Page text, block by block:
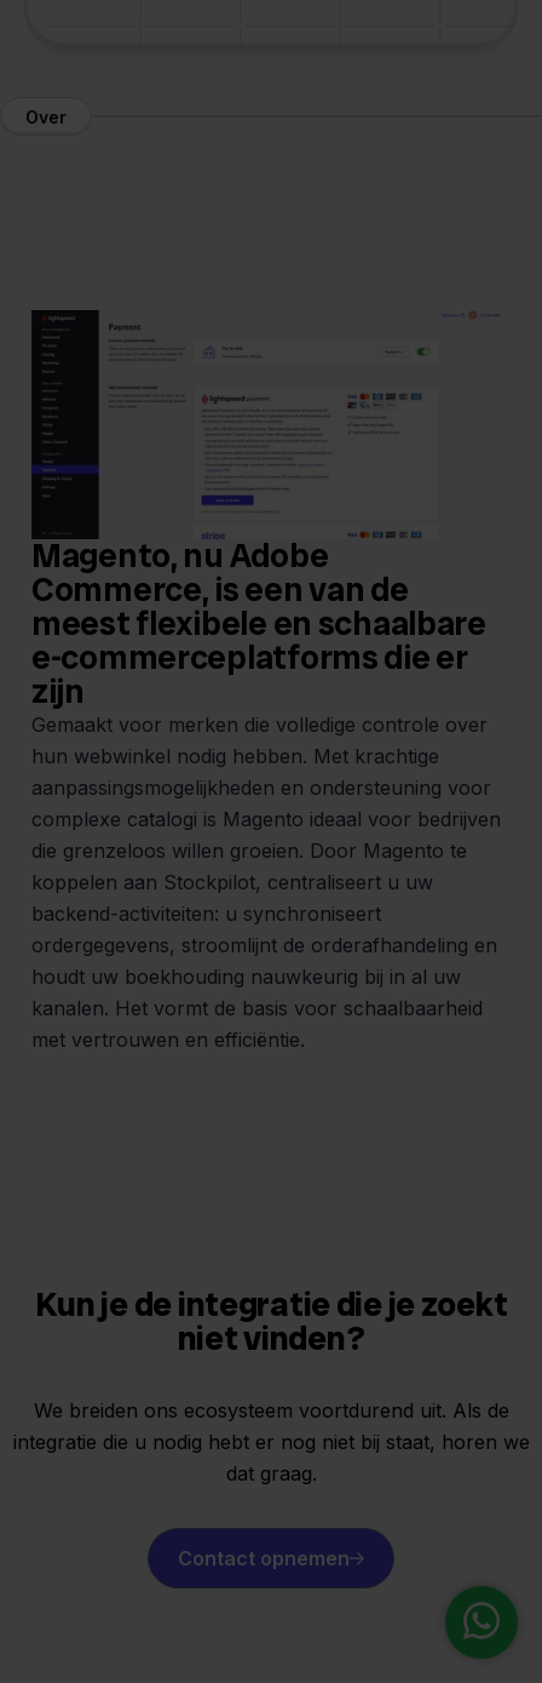
Over
Magento, nu Adobe
Commerce, is een van de
meest flexibele en schaalbare
e-commerceplatforms die er
zijn
Gemaakt voor merken die volledige controle over
hun webwinkel nodig hebben. Met krachtige
aanpassingsmogelijkheden en ondersteuning voor
complexe catalogi is Magento ideaal voor bedrijven
die grenzeloos willen groeien. Door Magento te
koppelen aan Stockpilot, centraliseert u uw
backend-activiteiten: u synchroniseert
ordergegevens, stroomlijnt de orderafhandeling en
houdt uw boekhouding nauwkeurig bij in al uw
kanalen. Het vormt de basis voor schaalbaarheid
met vertrouwen en efficiëntie.
Kun je de integratie die je zoekt
niet vinden?
We breiden ons ecosysteem voortdurend uit. Als de
integratie die u nodig hebt er nog niet bij staat, horen we
dat graag.
Contact opnemen